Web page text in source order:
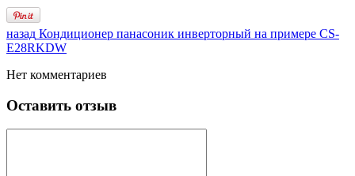
назад Кондиционер панасоник инверторный на примере CS-
E28RKDW
Нет комментариев
Оставить отзыв